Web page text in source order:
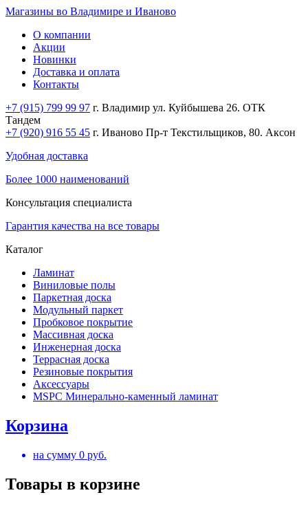
Магазины во Владимире и Иваново
О компании
Акции
Новинки
Доставка и оплата
Контакты
+7 (915) 799 99 97 г. Владимир ул. Куйбышева 26. ОТК
Тандем
+7 (920) 916 55 45 г. Иваново Пр-т Текстильщиков, 80. Аксон
Удобная доставка
Более 1000 наименований
Консультация специалиста
Гарантия качества на все товары
Каталог
Ламинат
Виниловые полы
Паркетная доска
Модульный паркет
Пробковое покрытие
Массивная доска
Инженерная доска
Террасная доска
Резиновые покрытия
Аксессуары
MSPC Минерально-каменный ламинат
Корзина
на сумму 0 руб.
Товары в корзине